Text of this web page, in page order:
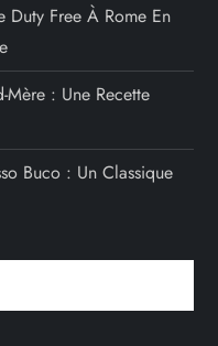
Duty Free À Rome En
: Une Recette
Buco : Un Classique